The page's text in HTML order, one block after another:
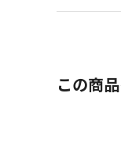
この商